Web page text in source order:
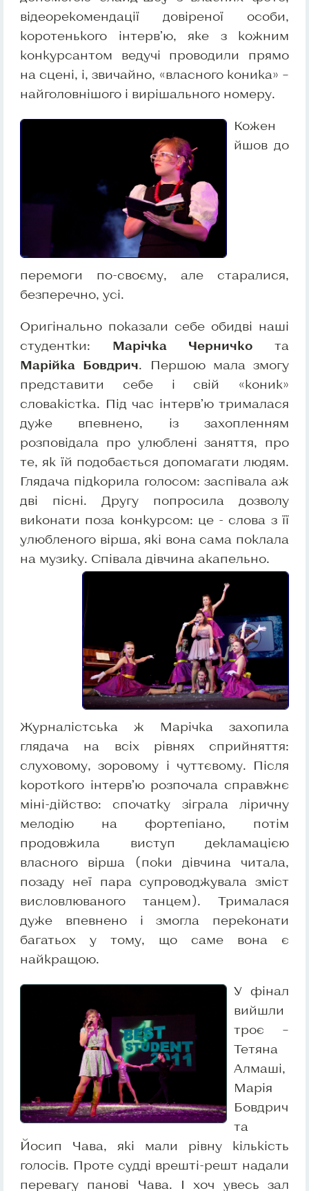
відеорекомендації довіреної особи,
коротенького інтерв’ю, яке з кожним
конкурсантом ведучі проводили прямо
на сцені, і, звичайно, «власного коника» –
найголовнішого і вирішального номеру.
Кожен
йшов до
перемоги по-своєму, але старалися,
безперечно, усі.
Оригінально показали себе обидві наші
студентки: Марічка Черничко та
Марійка Бовдрич. Першою мала змогу
представити себе і свій «коник»
словакістка. Під час інтерв’ю трималася
дуже впевнено, із захопленням
розповідала про улюблені заняття, про
те, як їй подобається допомагати людям.
Глядача підкорила голосом: заспівала аж
дві пісні. Другу попросила дозволу
виконати поза конкурсом: це - слова з її
улюбленого вірша, які вона сама поклала
на музику. Співала дівчина акапельно.
Журналістська ж Марічка захопила
глядача на всіх рівнях сприйняття:
слуховому, зоровому і чуттєвому. Після
короткого інтерв’ю розпочала справжнє
міні-дійство: спочатку зіграла ліричну
мелодію на фортепіано, потім
продовжила виступ декламацією
власного вірша (поки дівчина читала,
позаду неї пара супроводжувала зміст
висловлюваного танцем). Трималася
дуже впевнено і змогла переконати
багатьох у тому, що саме вона є
найкращою.
У фінал
вийшли
троє –
Тетяна
Алмаші,
Марія
Бовдрич
та
Йосип Чава, які мали рівну кількість
голосів. Проте судді врешті-решт надали
перевагу панові Чава. І хоч увесь зал